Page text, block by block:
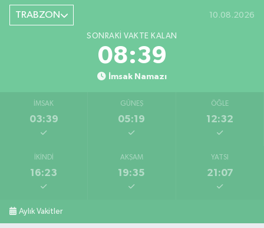
TRABZON 10.08.2026
SONRAKI VAKTE KALAN
08:38
İmsak Namazı
İMSAK
03:39
GÜNEŞ
05:19
ÖĞLE
12:32
İKINDI
16:23
AKŞAM
19:35
YATSI
21:07
Aylık Vakitler